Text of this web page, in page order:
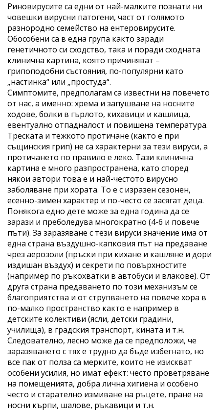
Риновирусите са едни от най-малките познати ни
човешки вирусни патогени, част от голямото
разнородно семейство на ентеровирусите.
Обособени са в една група както заради
генетичното си сходство, така и поради сходната
клинична картина, която причиняват –
грипоподобни състояния, по-популярни като
„настинка“ или „простуда“.
Симптомите, предполагам са известни на повечето
от нас, а именно: хрема и запушване на носните
ходове, болки в гърлото, кихавици и кашлица,
евентуално отпадналост и повишена температура.
Треската и тежкото протичане (както е при
същинския грип) не са характерни за тези вируси, а
протичането по правило е леко. Тази клинична
картина е много разпространена, като според
някои автори това е и най-честото вирусно
заболяване при хората. То е с изразен сезонен,
есенно-зимен характер и по-често се засягат деца.
Понякога едно дете може за една година да се
зарази и преболедува многократно (4-6 и повече
пъти). За заразяване с тези вируси значение има от
една страна въздушно-капковия път на предаване
чрез аерозоли (пръски при кихане и кашляне и дори
издишан въздух) и секрети по повърхностите
(например по ръкохватки в автобуси и влакове). От
друга страна предаването по този механизъм се
благоприятства и от струпването на повече хора в
по-малко пространство както е например в
детските колективи (ясли, детски градини,
училища), в градския транспорт, кината и т.н.
Следователно, лесно може да се предположи, че
заразяването с тях е трудно да бъде избегнато, но
все пак от полза са мерките, които не изискват
особени усилия, но имат ефект: често проветряване
на помещенията, добра лична хигиена и особено
често и старателно измиване на ръцете, пране на
носни кърпи, шалове, ръкавици и т.н.